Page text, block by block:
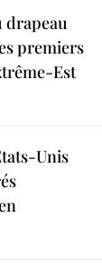
drapeau
premiers
Est
Unis